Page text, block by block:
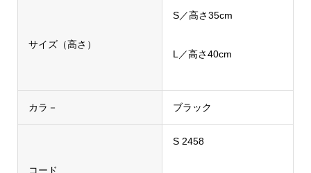
サイズ（高さ）
S／高さ35cm
L／高さ40cm
カラ－ ブラック
コード
S 2458